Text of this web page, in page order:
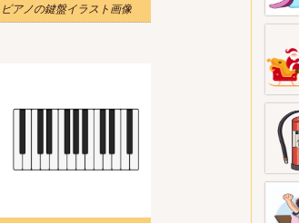
ピアノの鍵盤イラスト画像